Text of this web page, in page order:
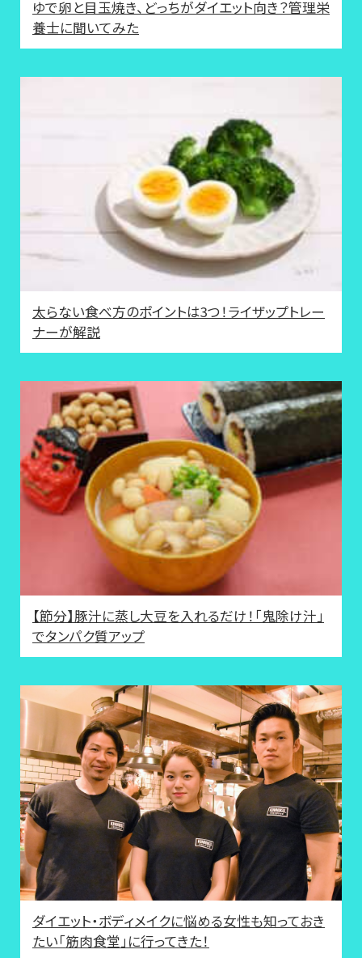
ゆで卵と目玉焼き、どっちがダイエット向き？管理栄
養士に聞いてみた
太らない食べ方のポイントは3つ！ライザップトレー
ナーが解説
【節分】豚汁に蒸し大豆を入れるだけ！「鬼除け汁」
でタンパク質アップ
ダイエット・ボディメイクに悩める女性も知っておき
たい「筋肉食堂」に行ってきた！